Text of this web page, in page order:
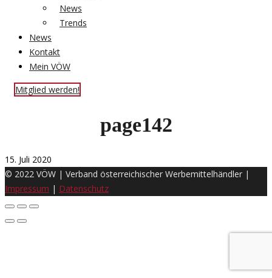
News
Trends
News
Kontakt
Mein VÖW
Mitglied werden!
page142
15. Juli 2020
© 2022 VÖW | Verband österreichischer Werbemittelhändler |
Impressum | Datenschutz